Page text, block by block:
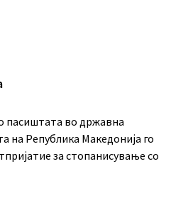
пасиштата во државна
на Република Македонија го
за стопанисување со